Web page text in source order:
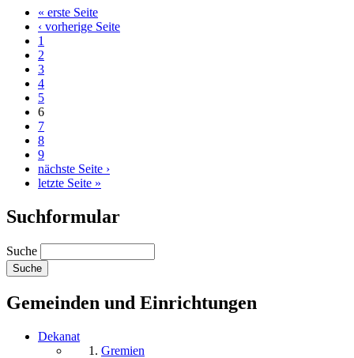
« erste Seite
‹ vorherige Seite
1
2
3
4
5
6
7
8
9
nächste Seite ›
letzte Seite »
Suchformular
Suche
Gemeinden und Einrichtungen
Dekanat
Gremien